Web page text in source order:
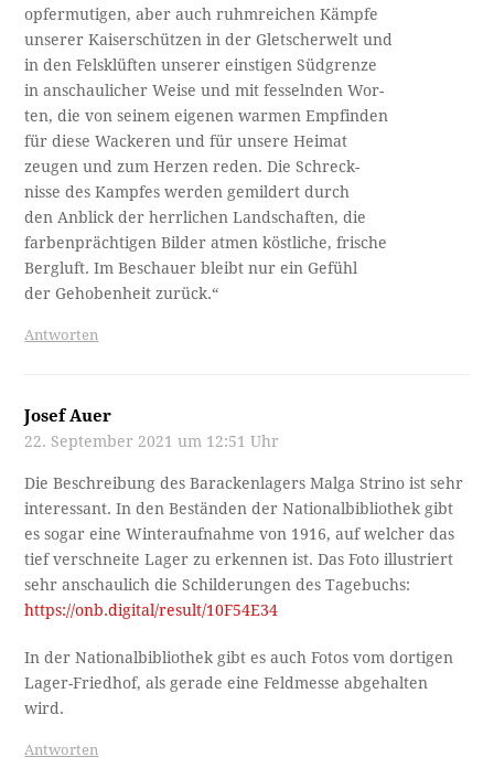
opfermutigen, aber auch ruhmreichen Kämpfe
unserer Kaiserschützen in der Gletscherwelt und
in den Felsklüften unserer einstigen Südgrenze
in anschaulicher Weise und mit fesselnden Wor- ­
ten, die von seinem eigenen warmen Empfinden
für diese Wackeren und für unsere Heimat
zeugen und zum Herzen reden. Die Schreck- ­
nisse des Kampfes werden gemildert durch
den Anblick der herrlichen Landschaften, die
farbenprächtigen Bilder atmen köstliche, frische
Bergluft. Im Beschauer bleibt nur ein Gefühl
der Gehobenheit zurück.“
Antworten
Josef Auer
22. September 2021 um 12:51 Uhr
Die Beschreibung des Barackenlagers Malga Strino ist sehr
interessant. In den Beständen der Nationalbibliothek gibt
es sogar eine Winteraufnahme von 1916, auf welcher das
tief verschneite Lager zu erkennen ist. Das Foto illustriert
sehr anschaulich die Schilderungen des Tagebuchs:
https://onb.digital/result/10F54E34
In der Nationalbibliothek gibt es auch Fotos vom dortigen
Lager-Friedhof, als gerade eine Feldmesse abgehalten
wird.
Antworten